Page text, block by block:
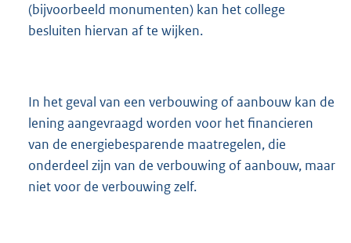
(bijvoorbeeld monumenten) kan het college
besluiten hiervan af te wijken.
In het geval van een verbouwing of aanbouw kan de
lening aangevraagd worden voor het financieren
van de energiebesparende maatregelen, die
onderdeel zijn van de verbouwing of aanbouw, maar
niet voor de verbouwing zelf.